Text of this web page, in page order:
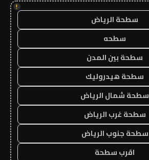
!
سطحة الرياض
سطحه
سطحة بين المدن
سطحة هيدروليك
سطحة شمال الرياض
سطحة غرب الرياض
سطحة جنوب الرياض
اقرب سطحة